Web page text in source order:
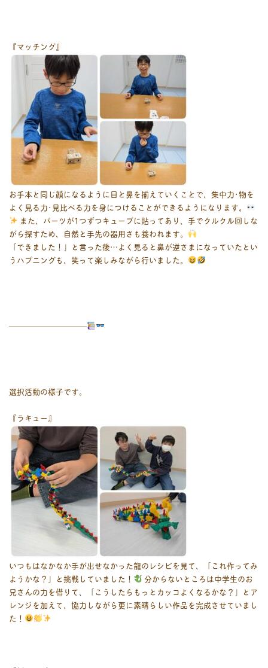
『マッチング』
お手本と同じ顔になるように目と鼻を揃えていくことで、集中力･物を
よく見る力･見比べる力を身につけることができるようになります。
また、パーツが1つずつキューブに貼ってあり、手でクルクル回しな
がら探すため、自然と手先の器用さも養われます。
「できました！」と言った後…よく見ると鼻が逆さまになっていたとい
うハプニングも、笑って楽しみながら行いました。
――――――――――
選択活動の様子です。
『ラキュー』
いつもはなかなか手が出せなかった龍のレシピを見て、「これ作ってみ
ようかな？」と挑戦していました！
分からないところは中学生のお
兄さんの力を借りて、「こうしたらもっとカッコよくなるかな？」とア
レンジを加えて、協力しながら更に素晴らしい作品を完成させていまし
た！